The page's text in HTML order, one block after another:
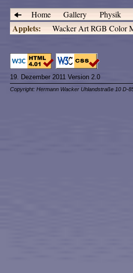
Home Gallery Physik
Applets: Wacker Art RGB Color
19. Dezember 2011 Version 2.0
Copyright: Hermann Wacker Uhlandstraße 10 D-